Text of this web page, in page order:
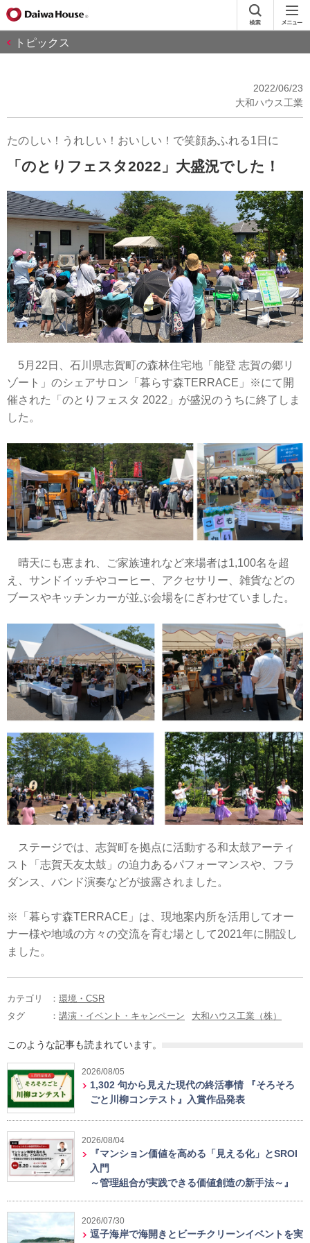
トピックス
2022/06/23
大和ハウス工業
たのしい！うれしい！おいしい！で笑顔あふれる1日に
「のとりフェスタ2022」大盛況でした！
5月22日、石川県志賀町の森林住宅地「能登 志賀の郷リ
ゾート」のシェアサロン「暮らす森TERRACE」※にて開
催された「のとりフェスタ 2022」が盛況のうちに終了しま
した。
晴天にも恵まれ、ご家族連れなど来場者は1,100名を超
え、サンドイッチやコーヒー、アクセサリー、雑貨などの
ブースやキッチンカーが並ぶ会場をにぎわせていました。
ステージでは、志賀町を拠点に活動する和太鼓アーティ
スト「志賀天友太鼓」の迫力あるパフォーマンスや、フラ
ダンス、バンド演奏などが披露されました。
※「暮らす森TERRACE」は、現地案内所を活用してオー
ナー様や地域の方々の交流を育む場として2021年に開設し
ました。
カテゴリ ： 環境・CSR
タグ
： 講演・イベント・キャンペーン 大和ハウス工業（株）
このような記事も読まれています。
2026/08/05
1,302 句から見えた現代の終活事情 『そろそろ
ごと川柳コンテスト』入賞作品発表
2026/08/04
『マンション価値を高める「見える化」とSROI
入門
～管理組合が実践できる価値創造の新手法～』
2026/07/30
逗子海岸で海開きとビーチクリーンイベントを実